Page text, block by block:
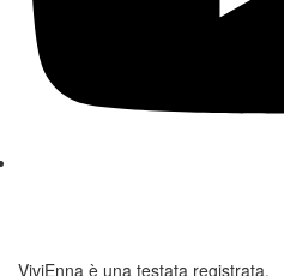
ViviEnna è una testata registrata.